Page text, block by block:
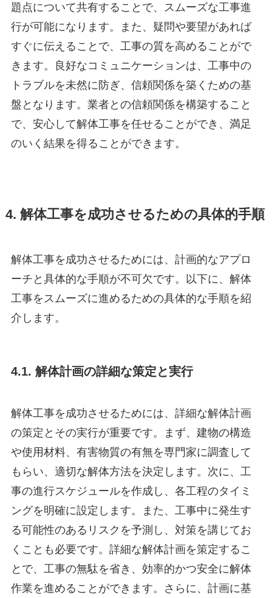
題点について共有することで、スムーズな工事進
行が可能になります。また、疑問や要望があれば
すぐに伝えることで、工事の質を高めることがで
きます。良好なコミュニケーションは、工事中の
トラブルを未然に防ぎ、信頼関係を築くための基
盤となります。業者との信頼関係を構築すること
で、安心して解体工事を任せることができ、満足
のいく結果を得ることができます。
4. 解体工事を成功させるための具体的手順
解体工事を成功させるためには、計画的なアプロ
ーチと具体的な手順が不可欠です。以下に、解体
工事をスムーズに進めるための具体的な手順を紹
介します。
4.1. 解体計画の詳細な策定と実行
解体工事を成功させるためには、詳細な解体計画
の策定とその実行が重要です。まず、建物の構造
や使用材料、有害物質の有無を専門家に調査して
もらい、適切な解体方法を決定します。次に、工
事の進行スケジュールを作成し、各工程のタイミ
ングを明確に設定します。また、工事中に発生す
る可能性のあるリスクを予測し、対策を講じてお
くことも必要です。詳細な解体計画を策定するこ
とで、工事の無駄を省き、効率的かつ安全に解体
作業を進めることができます。さらに、計画に基